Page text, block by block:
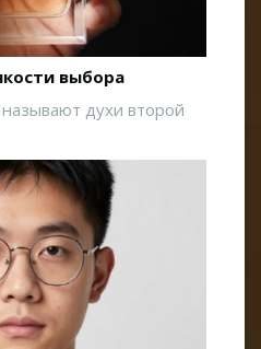
выбора
духи второй